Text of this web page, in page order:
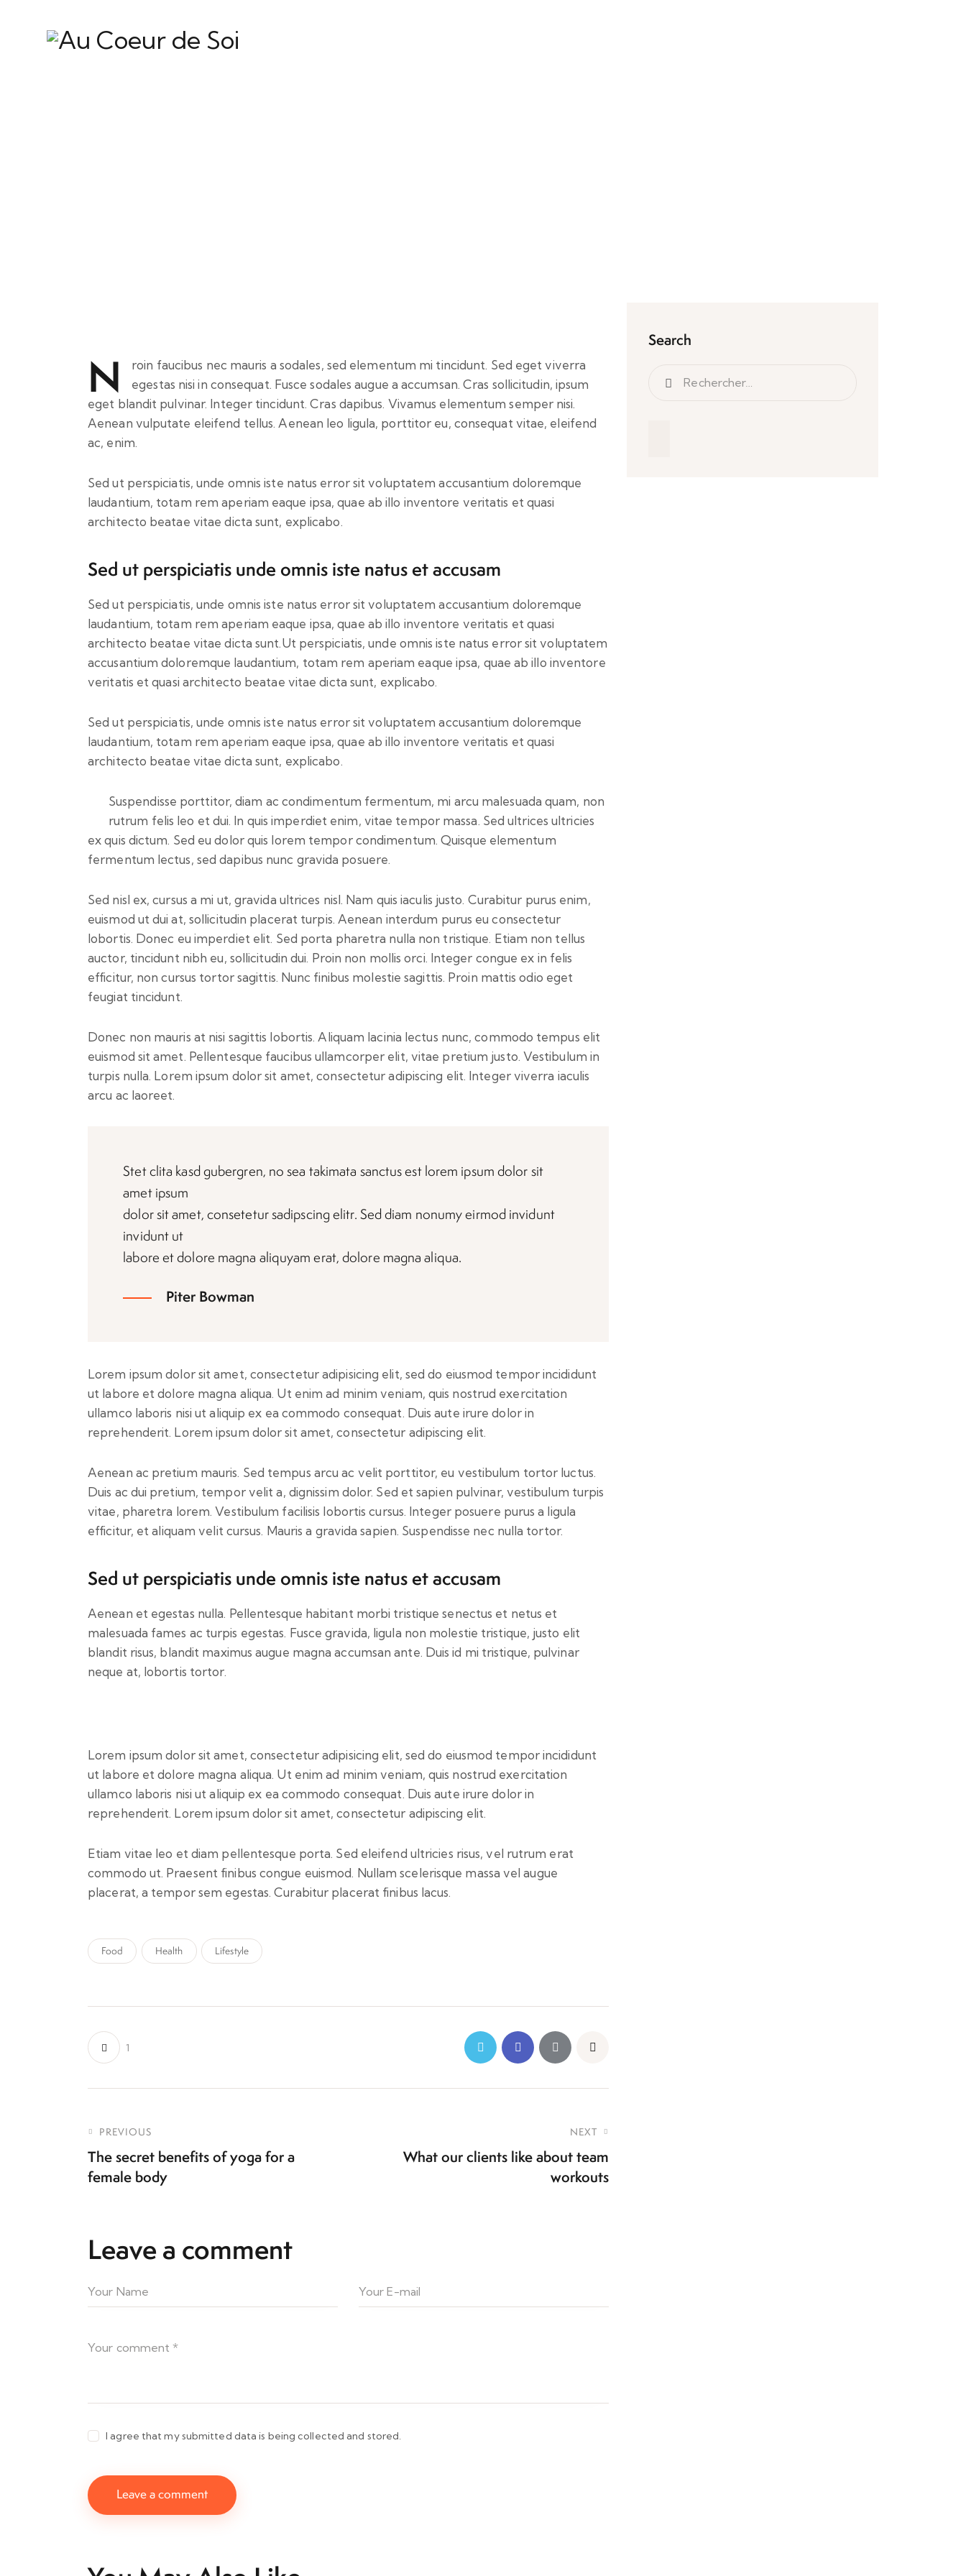
N
roin faucibus nec mauris a sodales, sed elementum mi tincidunt. Sed eget viverra
egestas nisi in consequat. Fusce sodales augue a accumsan. Cras sollicitudin, ipsum
eget blandit pulvinar. Integer tincidunt. Cras dapibus. Vivamus elementum semper nisi.
Aenean vulputate eleifend tellus. Aenean leo ligula, porttitor eu, consequat vitae, eleifend
ac, enim.
Sed ut perspiciatis, unde omnis iste natus error sit voluptatem accusantium doloremque
laudantium, totam rem aperiam eaque ipsa, quae ab illo inventore veritatis et quasi
architecto beatae vitae dicta sunt, explicabo.
Sed ut perspiciatis unde omnis iste natus et accusam
Sed ut perspiciatis, unde omnis iste natus error sit voluptatem accusantium doloremque
laudantium, totam rem aperiam eaque ipsa, quae ab illo inventore veritatis et quasi
architecto beatae vitae dicta sunt.Ut perspiciatis, unde omnis iste natus error sit voluptatem
accusantium doloremque laudantium, totam rem aperiam eaque ipsa, quae ab illo inventore
veritatis et quasi architecto beatae vitae dicta sunt, explicabo.
Sed ut perspiciatis, unde omnis iste natus error sit voluptatem accusantium doloremque
laudantium, totam rem aperiam eaque ipsa, quae ab illo inventore veritatis et quasi
architecto beatae vitae dicta sunt, explicabo.
Suspendisse porttitor, diam ac condimentum fermentum, mi arcu malesuada quam, non
rutrum felis leo et dui. In quis imperdiet enim, vitae tempor massa. Sed ultrices ultricies
ex quis dictum. Sed eu dolor quis lorem tempor condimentum. Quisque elementum
fermentum lectus, sed dapibus nunc gravida posuere.
Sed nisl ex, cursus a mi ut, gravida ultrices nisl. Nam quis iaculis justo. Curabitur purus enim,
euismod ut dui at, sollicitudin placerat turpis. Aenean interdum purus eu consectetur
lobortis. Donec eu imperdiet elit. Sed porta pharetra nulla non tristique. Etiam non tellus
auctor, tincidunt nibh eu, sollicitudin dui. Proin non mollis orci. Integer congue ex in felis
efficitur, non cursus tortor sagittis. Nunc finibus molestie sagittis. Proin mattis odio eget
feugiat tincidunt.
Donec non mauris at nisi sagittis lobortis. Aliquam lacinia lectus nunc, commodo tempus elit
euismod sit amet. Pellentesque faucibus ullamcorper elit, vitae pretium justo. Vestibulum in
turpis nulla. Lorem ipsum dolor sit amet, consectetur adipiscing elit. Integer viverra iaculis
arcu ac laoreet.
Stet clita kasd gubergren, no sea takimata sanctus est lorem ipsum dolor sit
amet ipsum
dolor sit amet, consetetur sadipscing elitr. Sed diam nonumy eirmod invidunt
invidunt ut
labore et dolore magna aliquyam erat, dolore magna aliqua.
Piter Bowman
Lorem ipsum dolor sit amet, consectetur adipisicing elit, sed do eiusmod tempor incididunt
ut labore et dolore magna aliqua. Ut enim ad minim veniam, quis nostrud exercitation
ullamco laboris nisi ut aliquip ex ea commodo consequat. Duis aute irure dolor in
reprehenderit. Lorem ipsum dolor sit amet, consectetur adipiscing elit.
Aenean ac pretium mauris. Sed tempus arcu ac velit porttitor, eu vestibulum tortor luctus.
Duis ac dui pretium, tempor velit a, dignissim dolor. Sed et sapien pulvinar, vestibulum turpis
vitae, pharetra lorem. Vestibulum facilisis lobortis cursus. Integer posuere purus a ligula
efficitur, et aliquam velit cursus. Mauris a gravida sapien. Suspendisse nec nulla tortor.
Sed ut perspiciatis unde omnis iste natus et accusam
Aenean et egestas nulla. Pellentesque habitant morbi tristique senectus et netus et
malesuada fames ac turpis egestas. Fusce gravida, ligula non molestie tristique, justo elit
blandit risus, blandit maximus augue magna accumsan ante. Duis id mi tristique, pulvinar
neque at, lobortis tortor.
Lorem ipsum dolor sit amet, consectetur adipisicing elit, sed do eiusmod tempor incididunt
ut labore et dolore magna aliqua. Ut enim ad minim veniam, quis nostrud exercitation
ullamco laboris nisi ut aliquip ex ea commodo consequat. Duis aute irure dolor in
reprehenderit. Lorem ipsum dolor sit amet, consectetur adipiscing elit.
Etiam vitae leo et diam pellentesque porta. Sed eleifend ultricies risus, vel rutrum erat
commodo ut. Praesent finibus congue euismod. Nullam scelerisque massa vel augue
placerat, a tempor sem egestas. Curabitur placerat finibus lacus.
Food Health Lifestyle
1
PREVIOUS
The secret benefits of yoga for a
female body
NEXT
What our clients like about team
workouts
Leave a comment
I agree that my submitted data is being collected and stored.
Search